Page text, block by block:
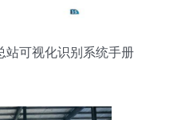
站可视化识别系统手册